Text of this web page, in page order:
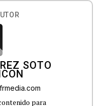
SOTO
para